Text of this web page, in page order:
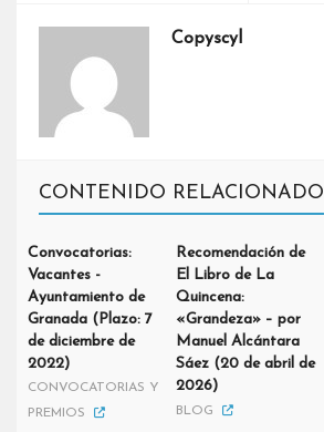
Copyscyl
CONTENIDO RELACIONADO
Convocatorias:
Vacantes -
Ayuntamiento de
Granada (Plazo: 7
de diciembre de
2022)
CONVOCATORIAS Y
PREMIOS
Recomendación de
El Libro de La
Quincena:
«Grandeza» – por
Manuel Alcántara
Sáez (20 de abril de
2026)
BLOG